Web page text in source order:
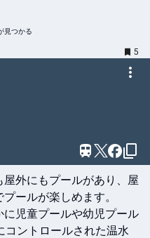
見つかる
5
屋外にもプールがあり、屋
ールが楽しめます。
児童プールや幼児プール
コントロールされた温水